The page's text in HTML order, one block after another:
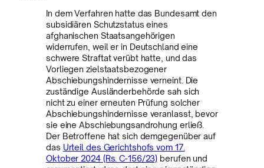
In dem Verfahren hatte das Bundesamt den
subsidiären Schutzstatus eines
afghanischen Staatsangehörigen
widerrufen, weil er in Deutschland eine
schwere Straftat verübt hatte, und das
Vorliegen zielstaatsbezogener
Abschiebungshindernisse verneint. Die
zuständige Ausländerbehörde sah sich
nicht zu einer erneuten Prüfung solcher
Abschiebungshindernisse veranlasst, bevor
sie eine Abschiebungsandrohung erließ.
Der Betroffene hat sich demgegenüber auf
das Urteil des Gerichtshofs vom 17.
Oktober 2024 (Rs. C-156/23) berufen und